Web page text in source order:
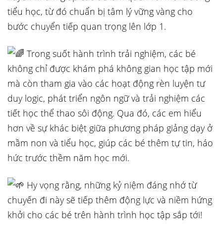
tiểu học, từ đó chuẩn bị tâm lý vững vàng cho
bước chuyển tiếp quan trọng lên lớp 1.
Trong suốt hành trình trải nghiệm, các bé
không chỉ được khám phá không gian học tập mới
mà còn tham gia vào các hoạt động rèn luyện tư
duy logic, phát triển ngôn ngữ và trải nghiệm các
tiết học thể thao sôi động. Qua đó, các em hiểu
hơn về sự khác biệt giữa phương pháp giảng dạy ở
mầm non và tiểu học, giúp các bé thêm tự tin, háo
hức trước thềm năm học mới.
Hy vọng rằng, những kỷ niệm đáng nhớ từ
chuyến đi này sẽ tiếp thêm động lực và niềm hứng
khởi cho các bé trên hành trình học tập sắp tới!